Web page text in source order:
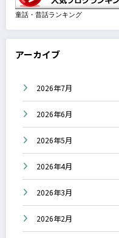
童話・昔話ランキング
アーカイブ
2026年7月
2026年6月
2026年5月
2026年4月
2026年3月
2026年2月